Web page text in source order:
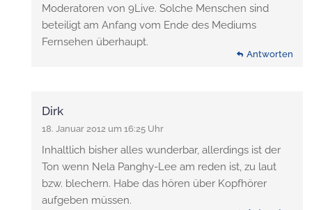
Moderatoren von 9Live. Solche Menschen sind
beteiligt am Anfang vom Ende des Mediums
Fernsehen überhaupt.
Antworten
Dirk
18. Januar 2012 um 16:25 Uhr
Inhaltlich bisher alles wunderbar, allerdings ist der
Ton wenn Nela Panghy-Lee am reden ist, zu laut
bzw. blechern. Habe das hören über Kopfhörer
aufgeben müssen.